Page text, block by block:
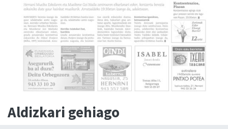
Aldizkari gehiago